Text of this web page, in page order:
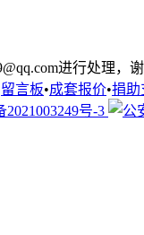
进行处理
留言板•成套报价•捐助
2021003249号-3